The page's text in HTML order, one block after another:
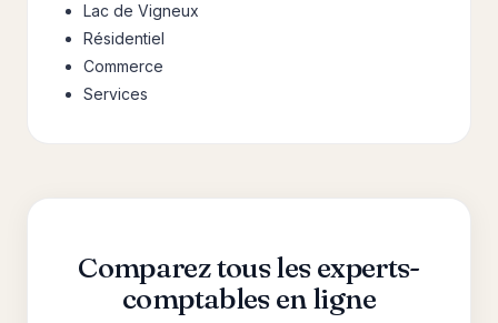
Lac de Vigneux
Résidentiel
Commerce
Services
Comparez tous les experts-
comptables en ligne